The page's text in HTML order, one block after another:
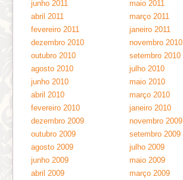
junho 2011
maio 2011
abril 2011
março 2011
fevereiro 2011
janeiro 2011
dezembro 2010
novembro 2010
outubro 2010
setembro 2010
agosto 2010
julho 2010
junho 2010
maio 2010
abril 2010
março 2010
fevereiro 2010
janeiro 2010
dezembro 2009
novembro 2009
outubro 2009
setembro 2009
agosto 2009
julho 2009
junho 2009
maio 2009
abril 2009
março 2009